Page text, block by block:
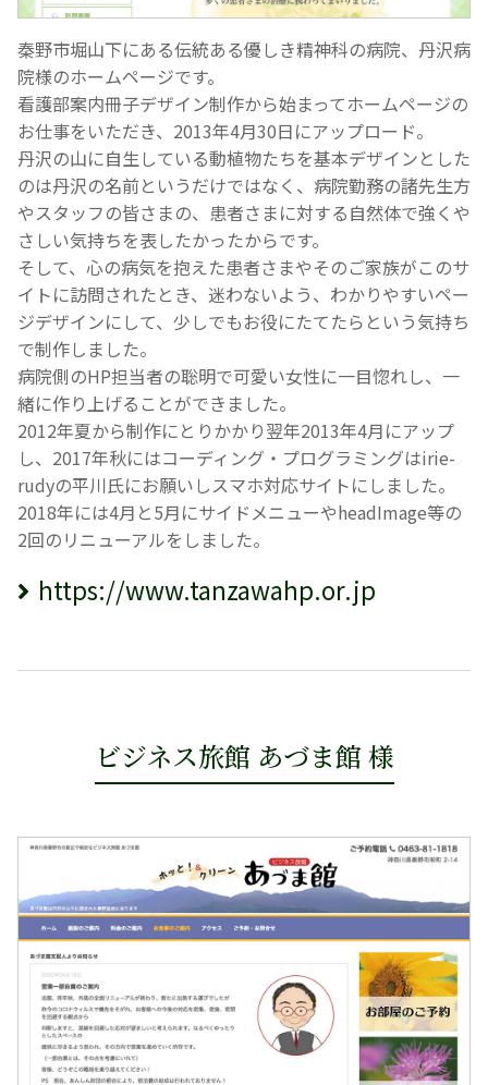
秦野市堀山下にある伝統ある優しき精神科の病院、丹沢病
院様のホームページです。
看護部案内冊子デザイン制作から始まってホームページの
お仕事をいただき、2013年4月30日にアップロード。
丹沢の山に自生している動植物たちを基本デザインとした
のは丹沢の名前というだけではなく、病院勤務の諸先生方
やスタッフの皆さまの、患者さまに対する自然体で強くや
さしい気持ちを表したかったからです。
そして、心の病気を抱えた患者さまやそのご家族がこのサ
イトに訪問されたとき、迷わないよう、わかりやすいペー
ジデザインにして、少しでもお役にたてたらという気持ち
で制作しました。
病院側のHP担当者の聡明で可愛い女性に一目惚れし、一
緒に作り上げることができました。
2012年夏から制作にとりかかり翌年2013年4月にアップ
し、2017年秋にはコーディング・プログラミングはirie-
rudyの平川氏にお願いしスマホ対応サイトにしました。
2018年には4月と5月にサイドメニューやheadImage等の
2回のリニューアルをしました。
https://www.tanzawahp.or.jp
ビジネス旅館 あづま館 様